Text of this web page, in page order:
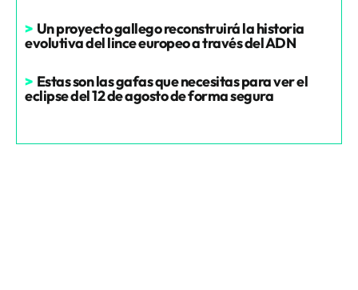
> Un proyecto gallego reconstruirá la historia
evolutiva del lince europeo a través del ADN
> Estas son las gafas que necesitas para ver el
eclipse del 12 de agosto de forma segura